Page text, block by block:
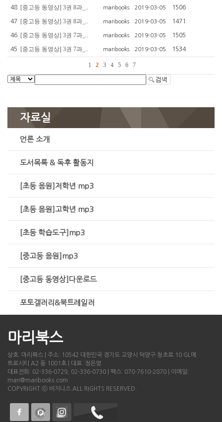
48 [중고등 동영상] 3권 8과_.. maribooks 2019-03-05 1506
47 [중고등 동영상] 3권 8과_.. maribooks 2019-03-05 1471
46 [중고등 동영상] 3권 7과_.. maribooks 2019-03-05 1505
45 [중고등 동영상] 3권 7과_.. maribooks 2019-03-05 1534
1 2 3 4 5 6 7
자료실
언론 소개
도서목록 & 독후 활동지
[초등 음원]저학년 mp3
[초등 음원]고학년 mp3
[초등 학습도구]mp3
[중고등 음원]mp3
[중고등 동영상]다운로드
포토갤러리&북트레일러
마리북스
상호: 마리북스 | 주소: 10542 대한민국 경기도 고양시 덕양구 청초로 10 GL메
트로시티 A2 동 1001호 | 대표: 정은영
대표전화: 02-336-0729, 02-336-0730 | 팩스: 070-7610-2870 | 이메일:
mari@maribooks.com
COPYRIGHT ⓒ 비지니스 ALL RIGHTS RESERVED.